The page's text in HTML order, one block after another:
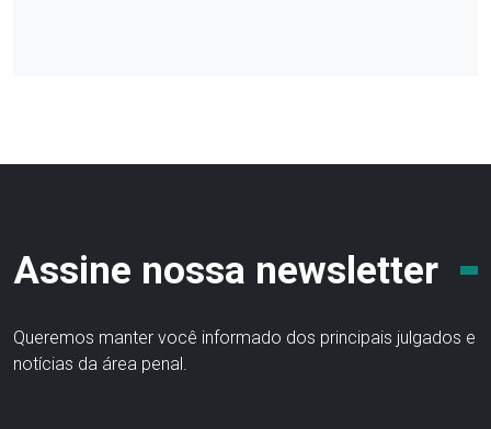
Assine nossa newsletter
Queremos manter você informado dos principais julgados e
notícias da área penal.